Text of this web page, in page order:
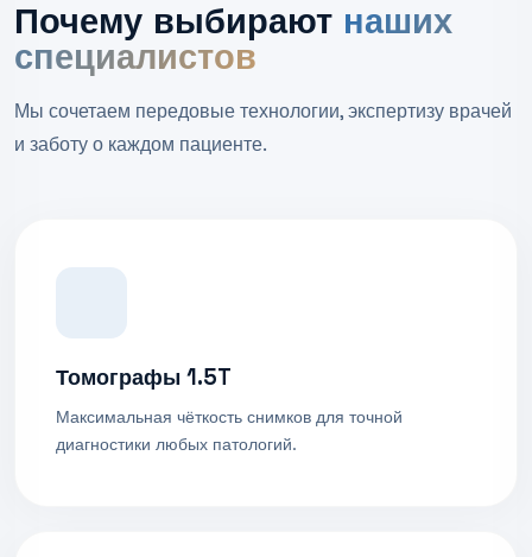
Почему выбирают наших
специалистов
Мы сочетаем передовые технологии, экспертизу врачей
и заботу о каждом пациенте.
Томографы 1.5T
Максимальная чёткость снимков для точной
диагностики любых патологий.